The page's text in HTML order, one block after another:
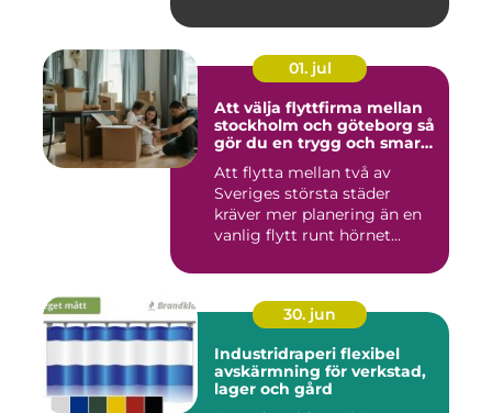
01. jul
Att välja flyttfirma mellan
stockholm och göteborg så
gör du en trygg och smart
Att flytta mellan två av
Sveriges största städer
kräver mer planering än en
vanlig flytt runt hörnet...
30. jun
Industridraperi flexibel
avskärmning för verkstad,
lager och gård